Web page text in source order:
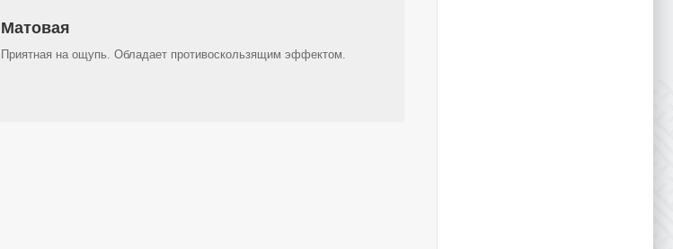
Матовая
Приятная на ощупь. Обладает противоскользящим эффектом.